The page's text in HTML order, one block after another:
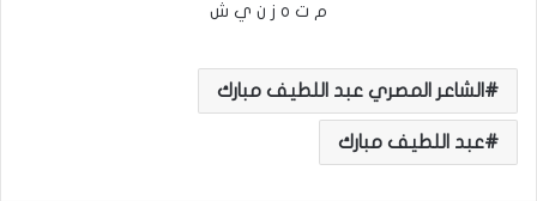
م ت ه ز ن ي ش
الشاعر المصري عبد اللطيف مبارك
عبد اللطيف مبارك